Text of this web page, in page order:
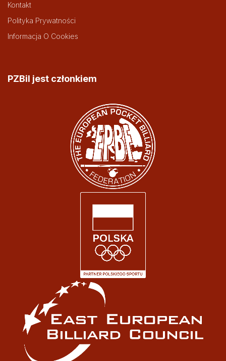
Kontakt
Polityka Prywatności
Informacja O Cookies
PZBil jest członkiem